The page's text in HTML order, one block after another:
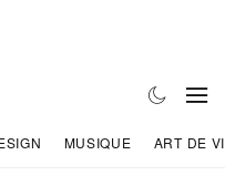
MUSIQUE ART DE